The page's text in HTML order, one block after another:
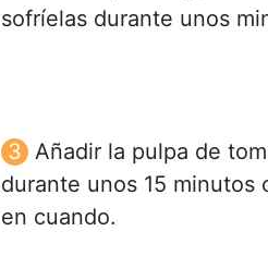
sofríelas durante unos
Añadir la pulpa de
durante unos 15 minutos
en cuando.